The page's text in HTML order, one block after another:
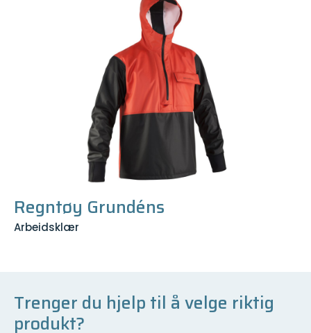
Regntøy Grundéns
Arbeidsklær
Trenger du hjelp til å velge riktig
produkt?